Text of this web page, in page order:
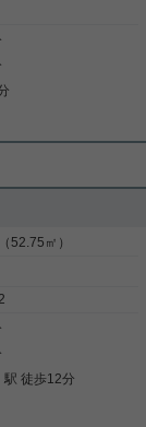
味のある方はお気軽
飼育可能物件♪
田線『湯島』駅徒歩5
旬入居
でお問い合わせお待
52.75㎡）
駅 徒歩12分